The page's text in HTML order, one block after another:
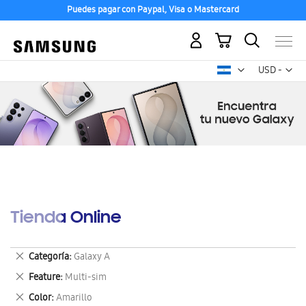
Puedes pagar con Paypal, Visa o Mastercard
USD -
dólar
Mi carrito
Tienda Online
Categoría Galaxy A
Eliminar
este
artículo
Feature Multi-sim
Eliminar
este
Color Amarillo
Eliminar